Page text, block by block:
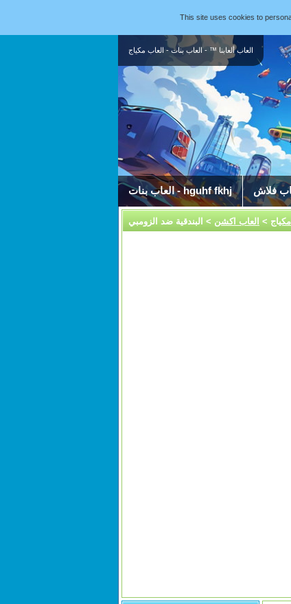
This site uses cookies to
العاب ألعابنا ™ - العاب بنات - العاب مكياج
العاب بنات - hguhf fkhj فلاش
> العاب اكشن > البندقية ضد الزومبي